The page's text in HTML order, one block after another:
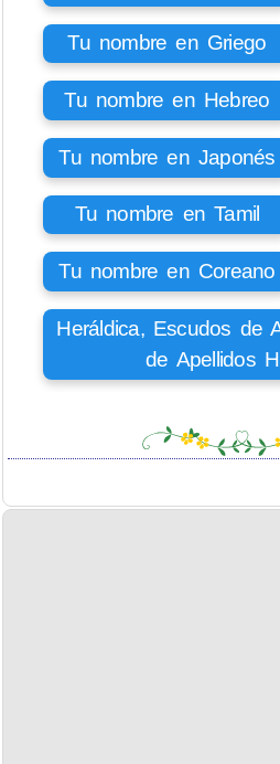
Tu nombre en Griego
Tu nombre en Hebreo
Tu nombre en Japonés
Tu nombre en Tamil
Tu nombre en Coreano
Heráldica, Escudos de
de Apellidos